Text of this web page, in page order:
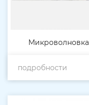
Микроволновка
подробности